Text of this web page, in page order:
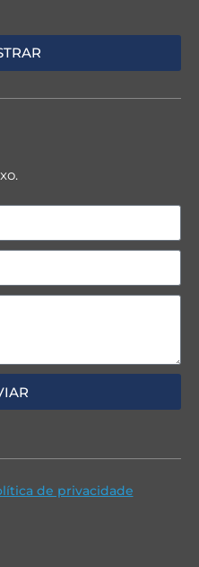
de privacidade